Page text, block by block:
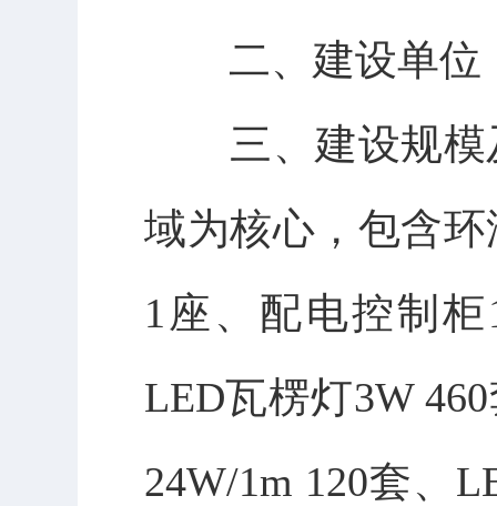
二、建设单位
三、建设规
域为核心，包含
1 座、配电控制柜
LED瓦楞灯3W 460
24W/1m 120套、